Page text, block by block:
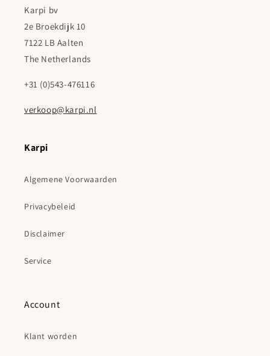
Karpi bv
2e Broekdijk 10
7122 LB Aalten
The Netherlands
+31 (0)543-476116
verkoop@karpi.nl
Karpi
Algemene Voorwaarden
Privacybeleid
Disclaimer
Service
Account
Klant worden